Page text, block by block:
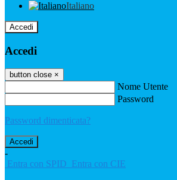
Italiano
Accedi
Accedi
button close ×
Nome Utente
Password
Password dimenticata?
-
Entra con SPID Entra con CIE